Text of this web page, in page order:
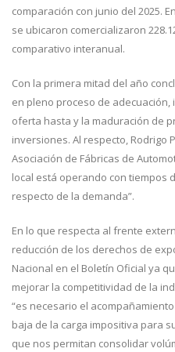
comparación con junio del 2025.
se ubicaron comercializaron
comparativo interanual.
Con la primera mitad del año
en pleno proceso de
oferta hasta y la maduración de
inversiones. Al respecto, Rodrigo
Asociación de Fábricas de
local está operando con tiempos
respecto de la demanda”.
En lo que respecta al frente
reducción de los derechos de
Nacional en el Boletín Oficial ya
mejorar la competitividad de la
“es necesario el
baja de la carga impositiva para
que nos permitan consolidar